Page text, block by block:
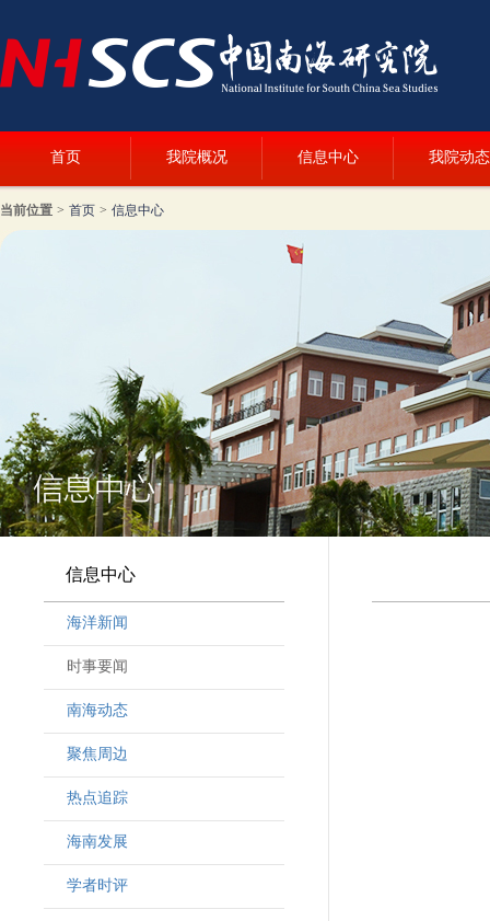
首页 我院概况 信息中心 我院动态
当前位置 > 首页 > 信息中心
信息中心
海洋新闻
时事要闻
南海动态
聚焦周边
热点追踪
海南发展
学者时评